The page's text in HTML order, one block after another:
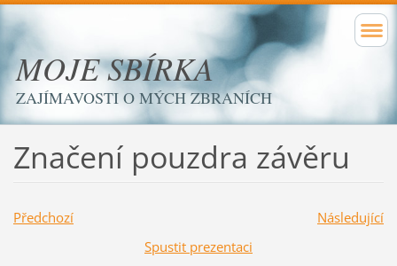
MOJE SBÍRKA
ZAJÍMAVOSTI O MÝCH ZBRANÍCH
Značení pouzdra závěru
Předchozí
Následující
Spustit prezentaci